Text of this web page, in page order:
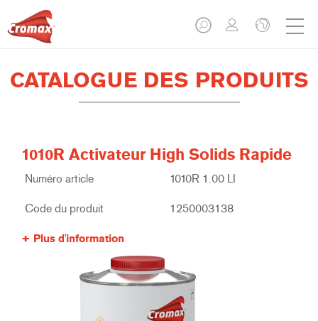
CATALOGUE DES PRODUITS
1010R Activateur High Solids Rapide
Numéro article 1010R 1.00 LI
Code du produit 1250003138
Plus d'information